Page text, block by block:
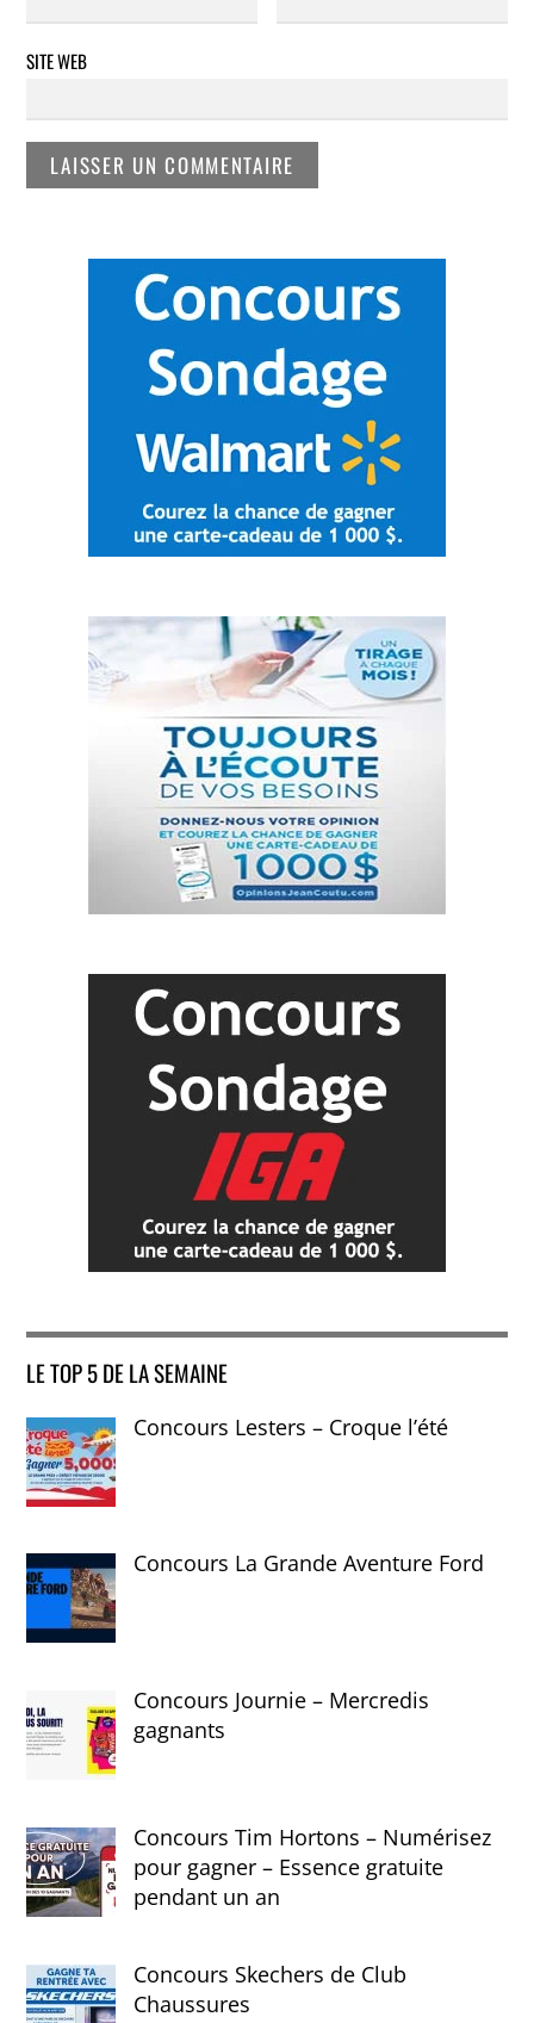
SITE WEB
LE TOP 5 DE LA SEMAINE
Concours Lesters – Croque l’été
Concours La Grande Aventure Ford
Concours Journie – Mercredis
gagnants
Concours Tim Hortons – Numérisez
pour gagner – Essence gratuite
pendant un an
Concours Skechers de Club
Chaussures